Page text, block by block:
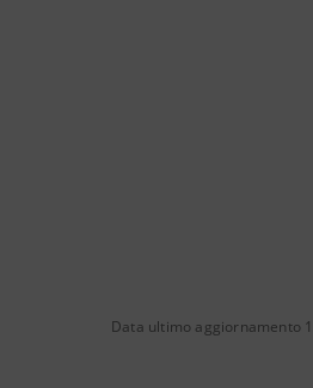
Data ultimo aggiornamento